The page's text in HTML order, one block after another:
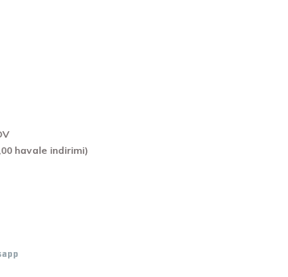
havale indirimi)